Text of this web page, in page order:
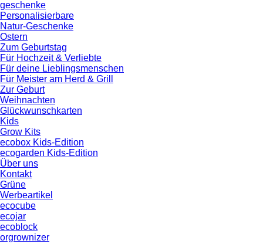
geschenke
Personalisierbare
Natur-Geschenke
Ostern
Zum Geburtstag
Für Hochzeit & Verliebte
Für deine Lieblingsmenschen
Für Meister am Herd & Grill
Zur Geburt
Weihnachten
Glückwunschkarten
Kids
Grow Kits
ecobox Kids-Edition
ecogarden Kids-Edition
Über uns
Kontakt
Grüne
Werbeartikel
ecocube
ecojar
ecoblock
orgrownizer